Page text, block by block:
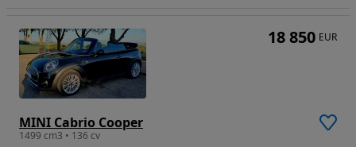
MINI Cabrio Cooper
1499 cm3 • 136 cv
18 850 EUR